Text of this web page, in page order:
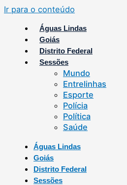
Ir para o conteúdo
Águas Lindas
Goiás
Distrito Federal
Sessões
Mundo
Entrelinhas
Esporte
Polícia
Política
Saúde
Águas Lindas
Goiás
Distrito Federal
Sessões